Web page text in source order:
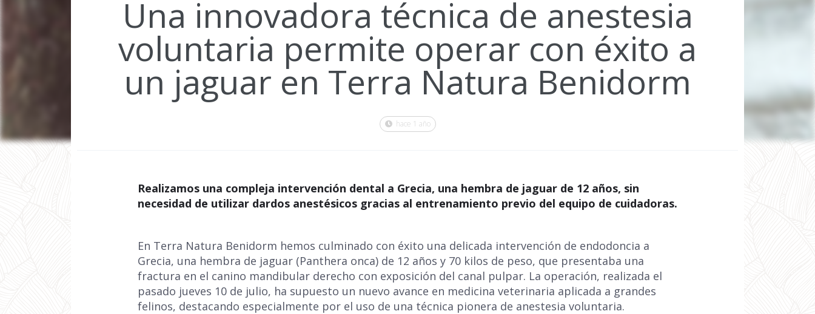
Una innovadora técnica de anestesia
voluntaria permite operar con éxito a
un jaguar en Terra Natura Benidorm
hace 1 año
Realizamos una compleja intervención dental a Grecia, una hembra de jaguar de 12 años, sin
necesidad de utilizar dardos anestésicos gracias al entrenamiento previo del equipo de cuidadoras.
En Terra Natura Benidorm hemos culminado con éxito una delicada intervención de endodoncia a
Grecia, una hembra de jaguar (Panthera onca) de 12 años y 70 kilos de peso, que presentaba una
fractura en el canino mandibular derecho con exposición del canal pulpar. La operación, realizada el
pasado jueves 10 de julio, ha supuesto un nuevo avance en medicina veterinaria aplicada a grandes
felinos, destacando especialmente por el uso de una técnica pionera de anestesia voluntaria.